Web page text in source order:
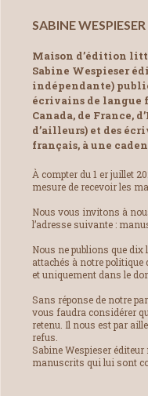
SABINE
Maison d’édition
Sabine Wespieser
indépendante)
écrivains de langue
Canada, de France,
d’ailleurs) et des
français, à une
À compter du 1 er juillet
mesure de recevoir les
Nous vous invitons à
l’adresse suivante :
Nous ne publions que
attachés à notre politique
et uniquement dans le
Sans réponse de notre
vous faudra considérer
retenu. Il nous est par
refus.
Sabine Wespieser éditeur
manuscrits qui lui sont